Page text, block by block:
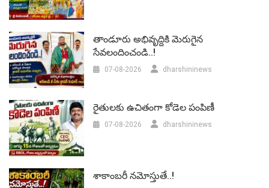
తాండూరు అభివృద్దికి మెరుగైన
సేవలందించండి..!
07-08-2026 dharshininews
రైతులకు ఉచితంగా కోడెల పంపిణీ
07-08-2026 dharshininews
శాకాంబరీ నమోస్తుతే..!